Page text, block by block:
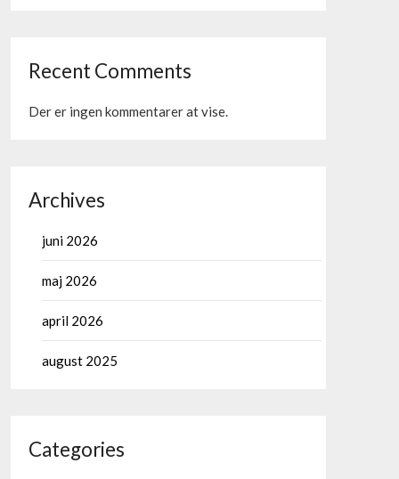
Recent Comments
Der er ingen kommentarer at vise.
Archives
juni 2026
maj 2026
april 2026
august 2025
Categories